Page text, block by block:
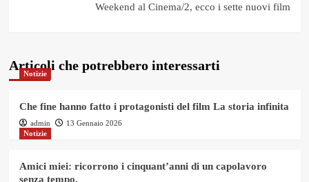
Weekend al Cinema/2, ecco i sette nuovi film
Articoli che potrebbero interessarti
Notizie
Che fine hanno fatto i protagonisti del film La storia infinita
admin
13 Gennaio 2026
Notizie
Amici miei: ricorrono i cinquant’anni di un capolavoro
senza tempo.